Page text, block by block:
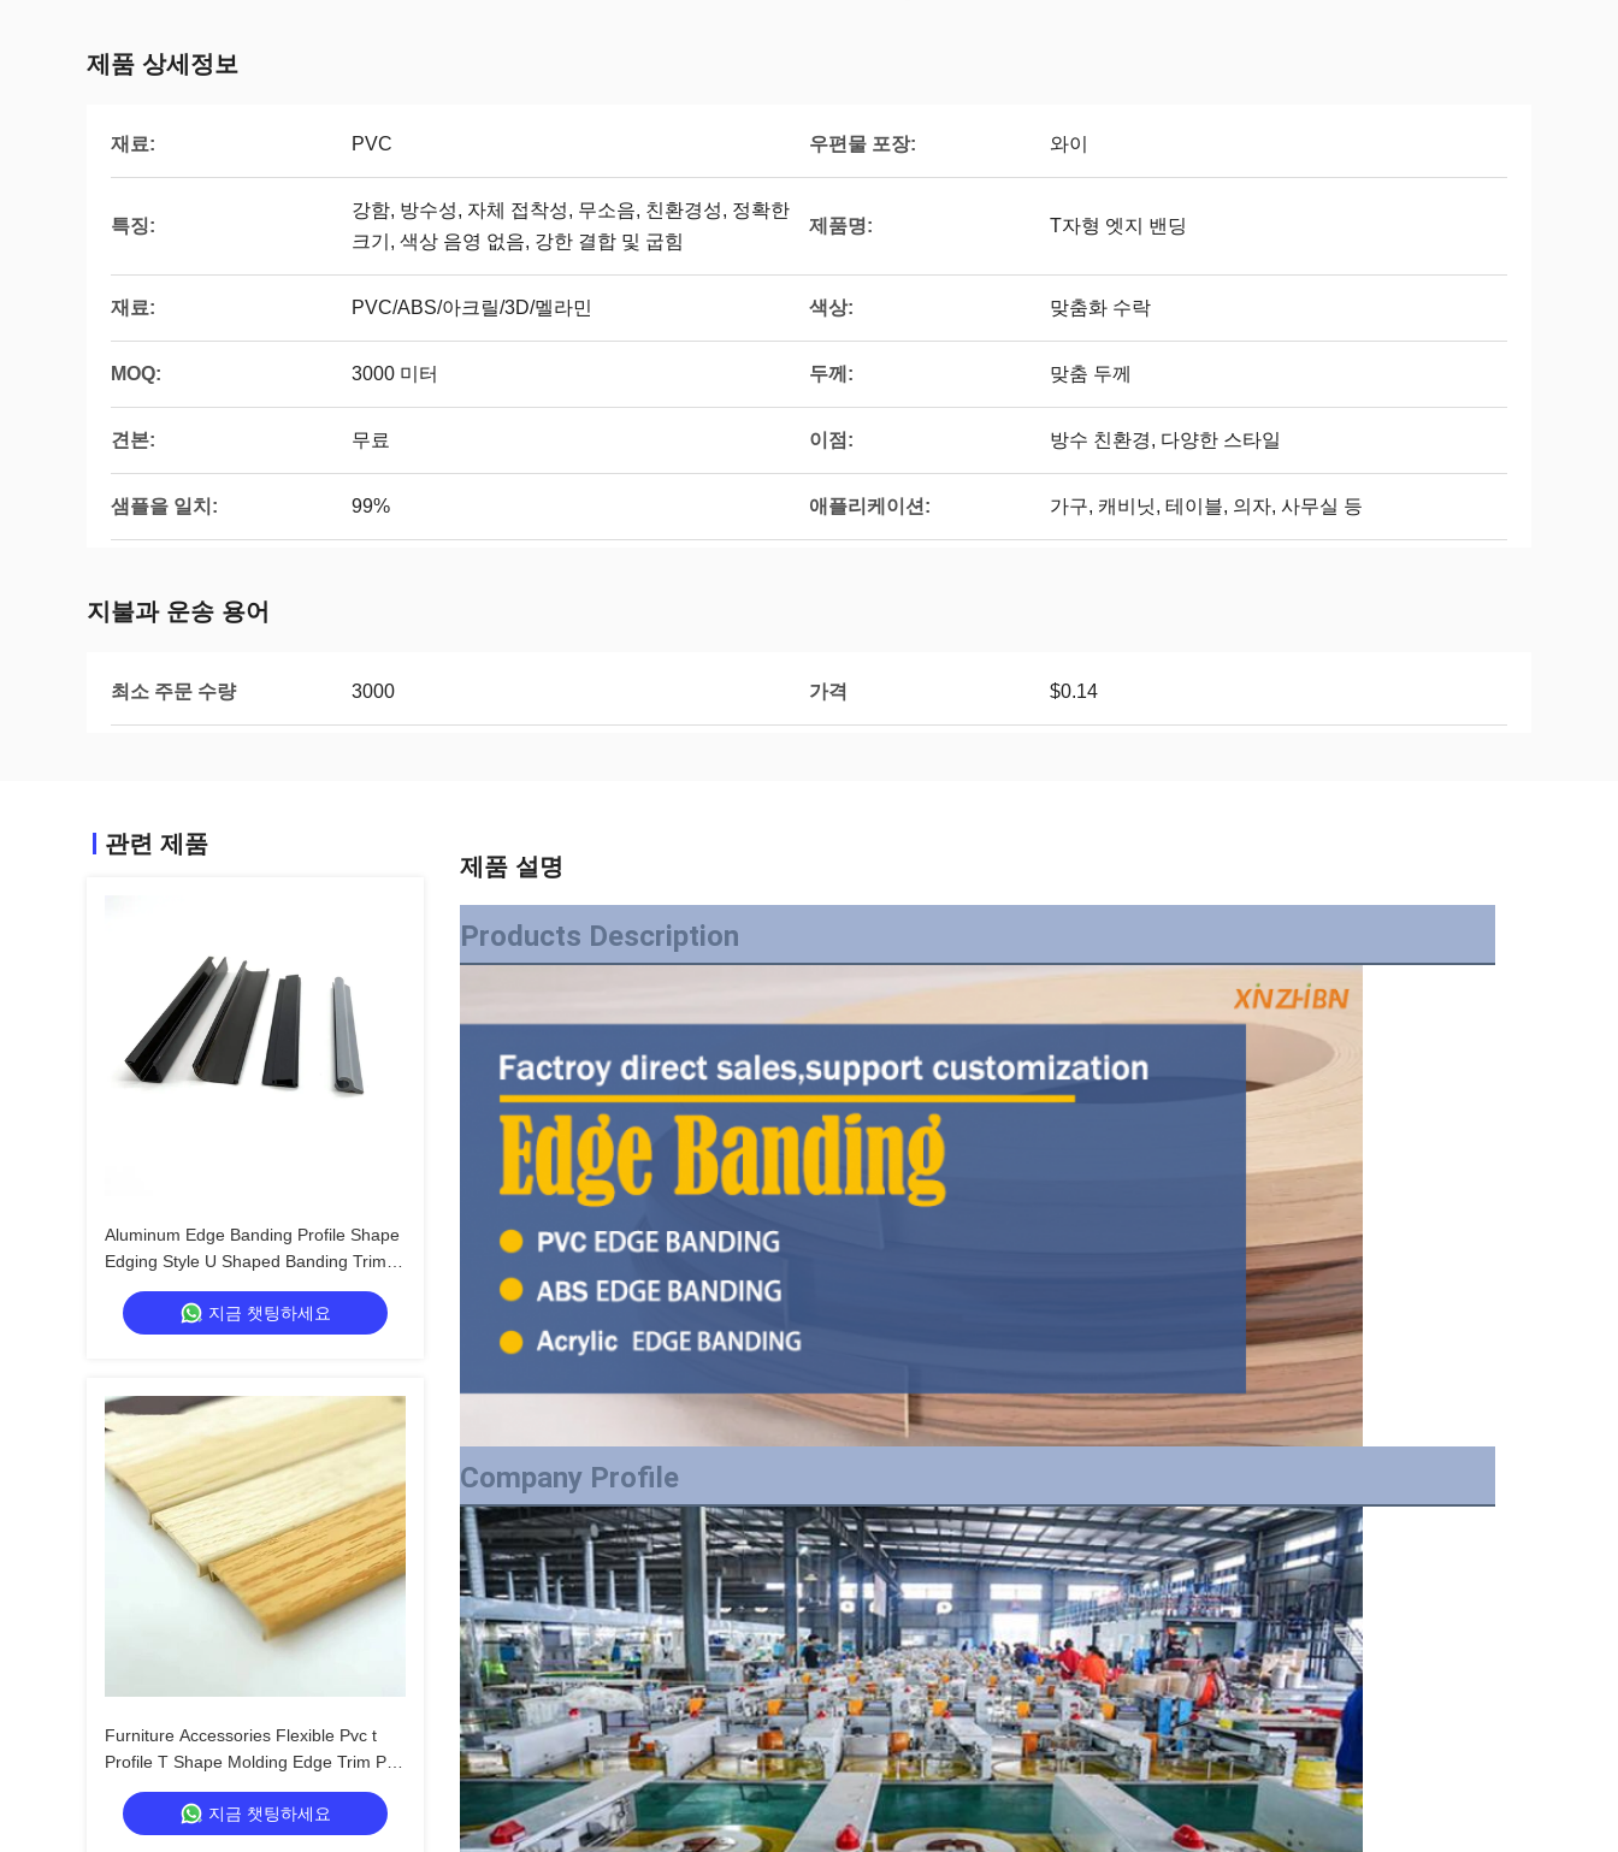
제품 상세정보
재료: PVC 우편물 포장: 와이
특징:
강함, 방수성, 자체 접착성, 무소음, 친환경성, 정확한
크기, 색상 음영 없음, 강한 결합 및 굽힘
제품명: T자형 엣지 밴딩
재료: PVC/ABS/아크릴/3D/멜라민 색상: 맞춤화 수락
MOQ: 3000 미터 두께: 맞춤 두께
견본: 무료 이점: 방수 친환경, 다양한 스타일
샘플을 일치: 99% 애플리케이션: 가구, 캐비닛, 테이블, 의자, 사무실 등
지불과 운송 용어
최소 주문 수량 3000 가격 $0.14
관련 제품
Aluminum Edge Banding Profile Shape
Edging Style U Shaped Banding Trim
Edge-banding Aluminum Profile
Decoration
지금 챗팅하세요
Furniture Accessories Flexible Pvc t
Profile T Shape Molding Edge Trim Pvc
Edge Banding
지금 챗팅하세요
제품 설명
Products Description
Company Profile